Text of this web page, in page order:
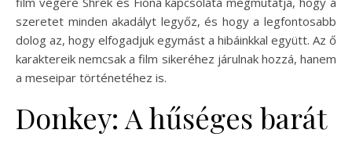
szeretet minden akadályt legyőz, és hogy a legfontosabb
dolog az, hogy elfogadjuk egymást a hibáinkkal együtt. Az ő
karaktereik nemcsak a film sikeréhez járulnak hozzá, hanem
a meseipar történetéhez is.
Donkey: A hűséges barát